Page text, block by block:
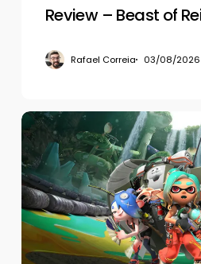
Review – Beast of
Rafael Correia 03/08/2026
Review
–
Splatoon
Raiders